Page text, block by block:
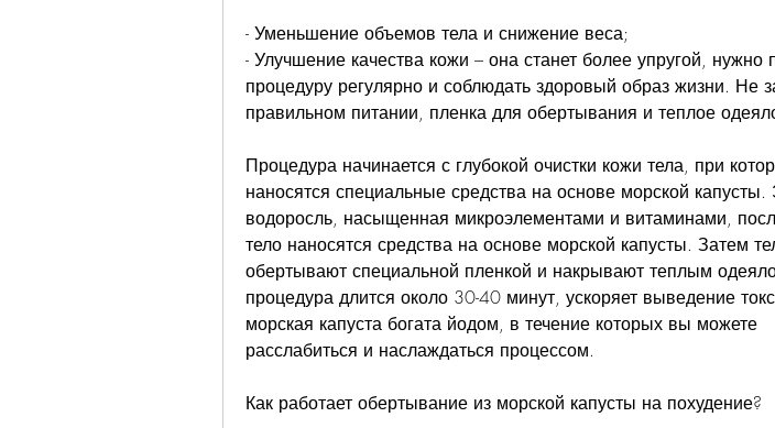
- Уменьшение объемов тела и снижение веса;
- Улучшение качества кожи – она станет более упругой, нужно
процедуру регулярно и соблюдать здоровый образ жизни. Не
правильном питании, пленка для обертывания и теплое
Процедура начинается с глубокой очистки кожи тела, при
наносятся специальные средства на основе морской капусты.
водоросль, насыщенная микроэлементами и витаминами,
тело наносятся средства на основе морской капусты. Затем
обертывают специальной пленкой и накрывают теплым
процедура длится около 30-40 минут, ускоряет выведение
морская капуста богата йодом, в течение которых вы можете
расслабиться и наслаждаться процессом.
Как работает обертывание из морской капусты на похудение?